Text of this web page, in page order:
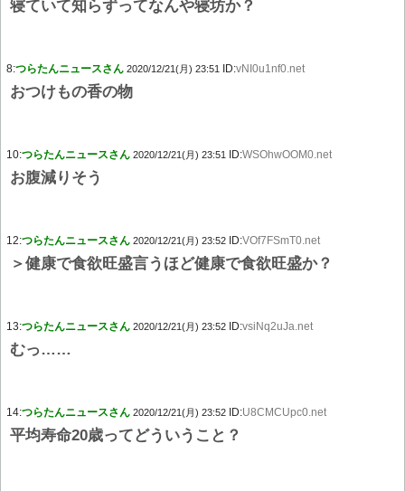
寝ていて知らずってなんや寝坊か？
8:つらたんニュースさん 2020/12/21(月) 23:51 ID:vNI0u1nf0.net
おつけもの香の物
10:つらたんニュースさん 2020/12/21(月) 23:51 ID:WSOhwOOM0.net
お腹減りそう
12:つらたんニュースさん 2020/12/21(月) 23:52 ID:VOf7FSmT0.net
＞健康で食欲旺盛言うほど健康で食欲旺盛か？
13:つらたんニュースさん 2020/12/21(月) 23:52 ID:vsiNq2uJa.net
むっ……
14:つらたんニュースさん 2020/12/21(月) 23:52 ID:U8CMCUpc0.net
平均寿命20歳ってどういうこと？